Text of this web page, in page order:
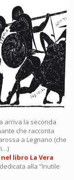
arriva la seconda
che racconta
a Legnano (che
libro La Vera
alla “Inutile